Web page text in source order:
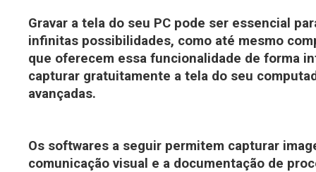
Gravar a tela do seu PC pode ser essencial
infinitas possibilidades, como até mesmo
que oferecem essa funcionalidade de forma
capturar gratuitamente a tela do seu
avançadas.
Os softwares a seguir permitem capturar
comunicação visual e a documentação de